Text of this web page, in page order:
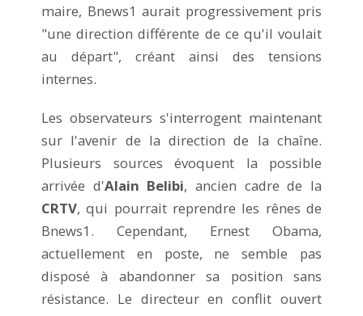
maire, Bnews1 aurait progressivement pris
"une direction différente de ce qu'il voulait
au départ", créant ainsi des tensions
internes.
Les observateurs s'interrogent maintenant
sur l'avenir de la direction de la chaîne.
Plusieurs sources évoquent la possible
arrivée d'Alain Belibi, ancien cadre de la
CRTV, qui pourrait reprendre les rênes de
Bnews1. Cependant, Ernest Obama,
actuellement en poste, ne semble pas
disposé à abandonner sa position sans
résistance. Le directeur en conflit ouvert